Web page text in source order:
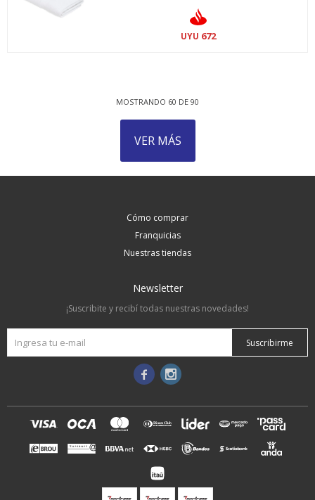
UYU 672
MOSTRANDO 60 DE 90
VER MÁS
Cómo comprar
Franquicias
Nuestras tiendas
Newsletter
¡Suscribite y recibí todas nuestras novedades!
Suscribirme
 